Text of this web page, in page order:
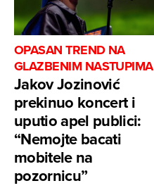
OPASAN TREND NA
GLAZBENIM NASTUPIMA
Jakov Jozinović
prekinuo koncert i
uputio apel publici:
“Nemojte bacati
mobitele na
pozornicu”